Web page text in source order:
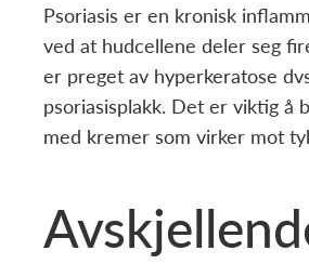
Psoriasis er en kronisk
ved at hudcellene deler seg
er preget av hyperkeratose
psoriasisplakk. Det er viktig å
med kremer som virker mot